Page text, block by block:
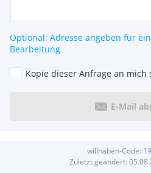
Optional: Adresse angeben für
Bearbeitung
Kopie dieser Anfrage an mich
E-Mail
willhaben-Code:
Zuletzt geändert: